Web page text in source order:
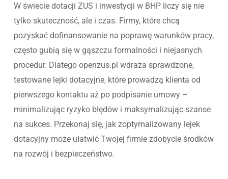
W świecie dotacji ZUS i inwestycji w BHP liczy się nie
tylko skuteczność, ale i czas. Firmy, które chcą
pozyskać dofinansowanie na poprawę warunków pracy,
często gubią się w gąszczu formalności i niejasnych
procedur. Dlatego openzus.pl wdraża sprawdzone,
testowane lejki dotacyjne, które prowadzą klienta od
pierwszego kontaktu aż po podpisanie umowy –
minimalizując ryzyko błędów i maksymalizując szanse
na sukces. Przekonaj się, jak zoptymalizowany lejek
dotacyjny może ułatwić Twojej firmie zdobycie środków
na rozwój i bezpieczeństwo.